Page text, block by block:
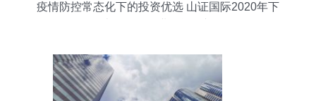
疫情防控常态化下的投资优选 山证国际2020年下